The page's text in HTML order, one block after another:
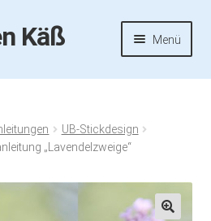
Käß Menü
UB-Stickdesign
„Lavendelzweige“